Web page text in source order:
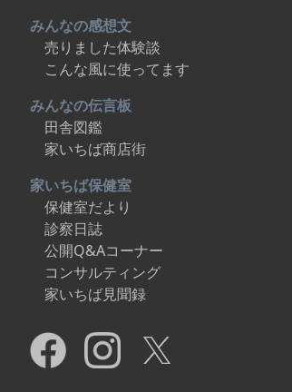
みんなの感想文
売りました体験談
こんな風に使ってます
みんなの伝言板
田舎図鑑
家いちば商店街
家いちば保健室
保健室だより
診察日誌
公開Q&Aコーナー
コンサルティング
家いちば見聞録